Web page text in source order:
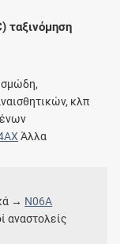
ταξινόμηση
κλπ
Άλλα
→ N06A
αναστολείς